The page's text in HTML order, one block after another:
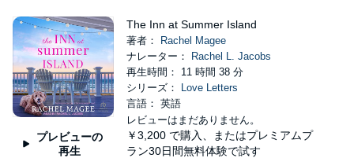
プレビューの
再生
The Inn at Summer Island
著者：
Rachel Magee
ナレーター：
Rachel L. Jacobs
再生時間： 11 時間 38 分
シリーズ：
Love Letters
言語： 英語
レビューはまだありません。
￥3,200 で購入、またはプレミアムプ
ラン30日間無料体験で試す